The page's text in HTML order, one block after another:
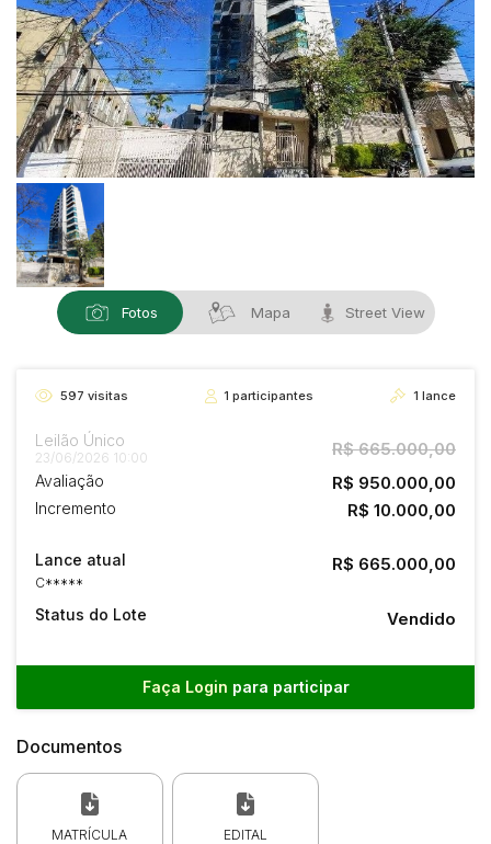
Fotos Mapa Street View
597 visitas 1participantes 1 lance
Leilão Único
23/06/2026 10:00 R$ 665.000,00
Avaliação R$ 950.000,00
Incremento R$ 10.000,00
Lance atual
C*****
R$ 665.000,00
Status do Lote Vendido
Faça Login para participar
Documentos
MATRÍCULA EDITAL